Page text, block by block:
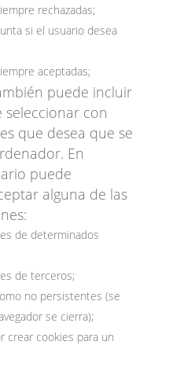
rechazadas;
si el usuario desea
aceptadas;
puede incluir
seleccionar con
que desea que se
En
puede
alguna de las
de determinados
de terceros;
no persistentes (se
se cierra);
crear cookies para un